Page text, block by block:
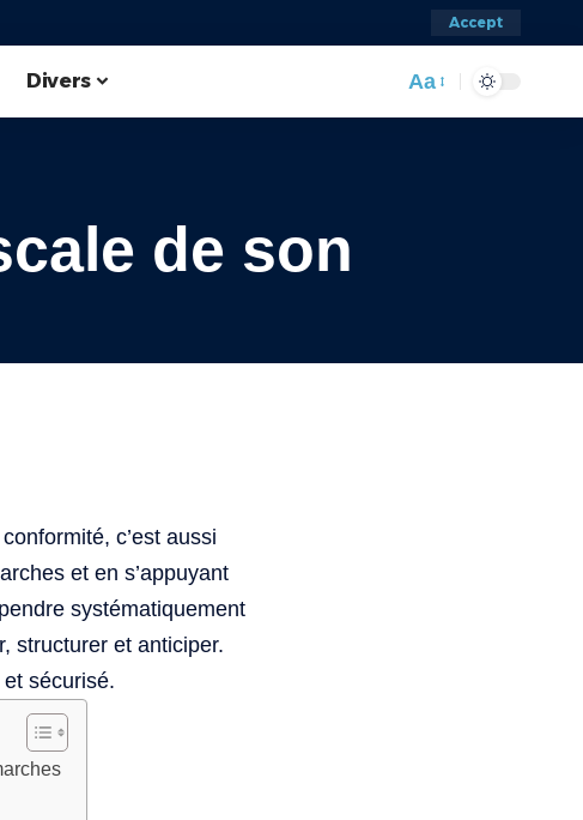
Accept
Divers Aa
de son
c’est aussi
et en s’appuyant
systématiquement
structurer et anticiper.
sécurisé.